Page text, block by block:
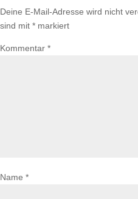
Deine E-Mail-Adresse wird nicht
sind mit * markiert
Kommentar *
Name *